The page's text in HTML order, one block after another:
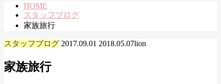
HOME
スタッフブログ
家族旅行
スタッフブログ 2017.09.01 2018.05.07lion
家族旅行